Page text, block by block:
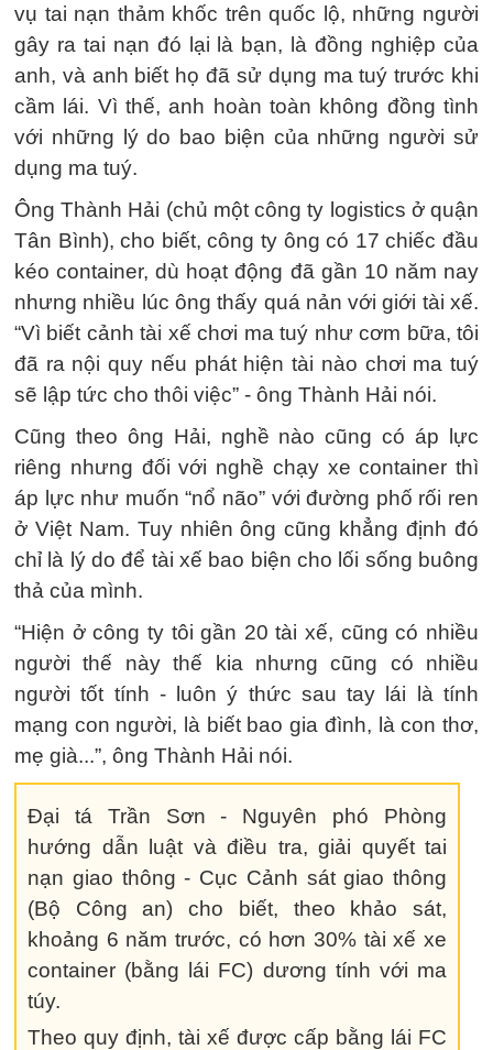
vụ tai nạn thảm khốc trên quốc lộ, những người
gây ra tai nạn đó lại là bạn, là đồng nghiệp của
anh, và anh biết họ đã sử dụng ma tuý trước khi
cầm lái. Vì thế, anh hoàn toàn không đồng tình
với những lý do bao biện của những người sử
dụng ma tuý.
Ông Thành Hải (chủ một công ty logistics ở quận
Tân Bình), cho biết, công ty ông có 17 chiếc đầu
kéo container, dù hoạt động đã gần 10 năm nay
nhưng nhiều lúc ông thấy quá nản với giới tài xế.
“Vì biết cảnh tài xế chơi ma tuý như cơm bữa, tôi
đã ra nội quy nếu phát hiện tài nào chơi ma tuý
sẽ lập tức cho thôi việc” - ông Thành Hải nói.
Cũng theo ông Hải, nghề nào cũng có áp lực
riêng nhưng đối với nghề chạy xe container thì
áp lực như muốn “nổ não” với đường phố rối ren
ở Việt Nam. Tuy nhiên ông cũng khẳng định đó
chỉ là lý do để tài xế bao biện cho lối sống buông
thả của mình.
“Hiện ở công ty tôi gần 20 tài xế, cũng có nhiều
người thế này thế kia nhưng cũng có nhiều
người tốt tính - luôn ý thức sau tay lái là tính
mạng con người, là biết bao gia đình, là con thơ,
mẹ già...”, ông Thành Hải nói.
Đại tá Trần Sơn - Nguyên phó Phòng
hướng dẫn luật và điều tra, giải quyết tai
nạn giao thông - Cục Cảnh sát giao thông
(Bộ Công an) cho biết, theo khảo sát,
khoảng 6 năm trước, có hơn 30% tài xế xe
container (bằng lái FC) dương tính với ma
túy.
Theo quy định, tài xế được cấp bằng lái FC